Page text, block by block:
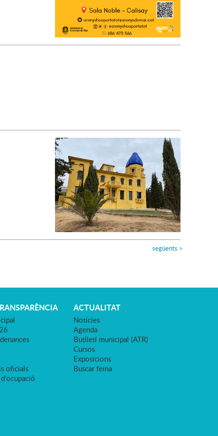
següents >
oficials
ACTUALITAT
Notícies
Agenda
Butlletí municipal (ATR)
Cursos
Exposicions
Buscar feina